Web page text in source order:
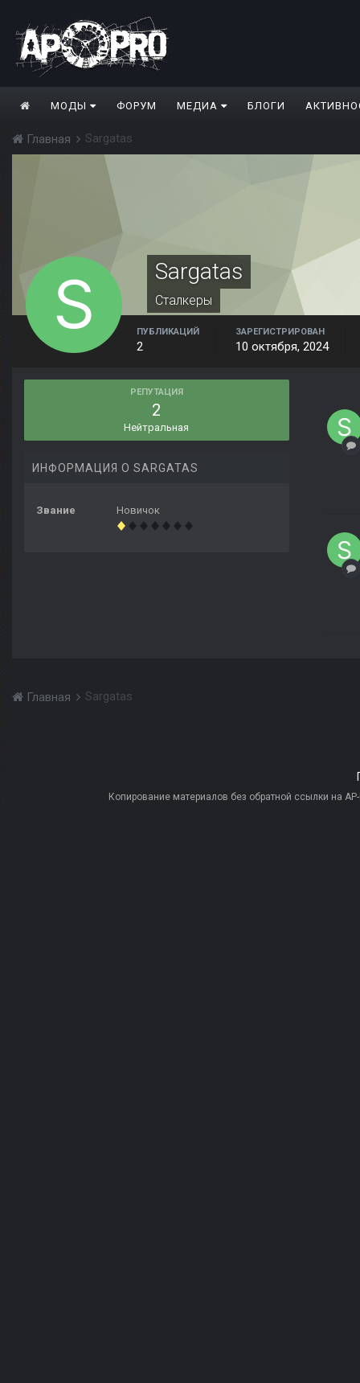
МОДЫ ФОРУМ МЕДИА БЛОГИ
Главная Sargatas
Sargatas
Сталкеры
ПУБЛИКАЦИЙ
2
ЗАРЕГИСТРИРОВАН
10 октября, 2024
РЕПУТАЦИЯ
2
Нейтральная
ИНФОРМАЦИЯ О SARGATAS
Звание Новичок
Главная Sargatas
Копирование материалов без обратной ссылки на